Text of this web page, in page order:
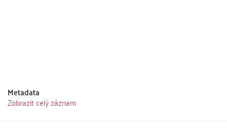
Metadata
Zobrazit celý záznam